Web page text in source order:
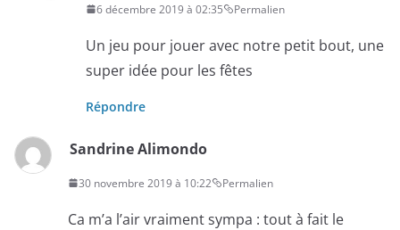
6 décembre 2019 à 02:35 Permalien
Un jeu pour jouer avec notre petit bout, une
super idée pour les fêtes
Répondre
Sandrine Alimondo
30 novembre 2019 à 10:22 Permalien
Ca m’a l’air vraiment sympa : tout à fait le